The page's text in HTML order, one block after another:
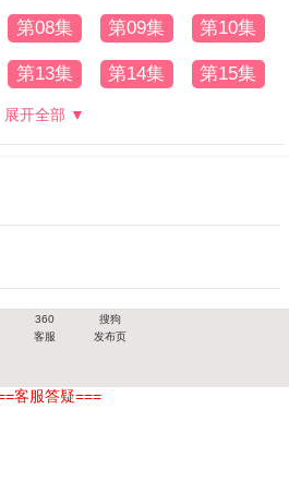
第08集 第09集 第10集
第13集 第14集 第15集
展开全部 ▼
360
搜狗
客服 发布页
客服答疑===